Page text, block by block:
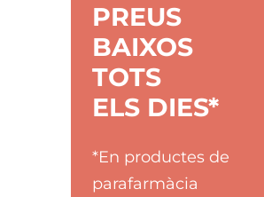
PREUS
BAIXOS
TOTS
ELS DIES*
*En productes de
parafarmàcia